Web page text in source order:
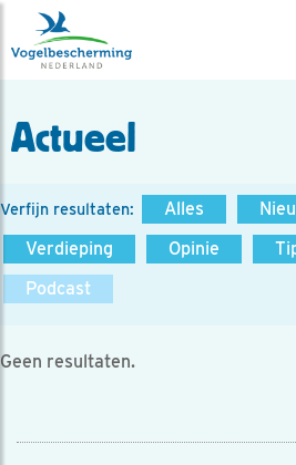
Actueel
Verfijn resultaten: Alles
Verdieping
Opinie
Podcast
Geen resultaten.